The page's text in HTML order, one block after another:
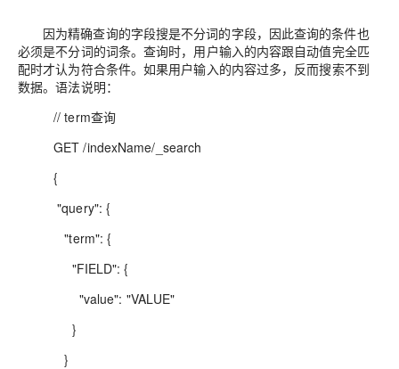
因为精确查询的字段搜是不分词的字段，因此查询的条件也
必须是不分词的词条。查询时，用户输入的内容跟自动值完全匹
配时才认为符合条件。如果用户输入的内容过多，反而搜索不到
数据。语法说明：
// term查询
GET /indexName/_search
{
"query": {
"term": {
"FIELD": {
"value": "VALUE"
}
}